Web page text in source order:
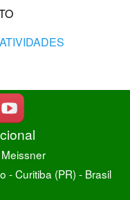
Botânico - Curitiba (PR) - Brasil